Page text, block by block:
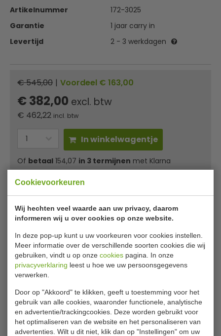
Cookievoorkeuren
Wij hechten veel waarde aan uw privacy, daarom
informeren wij u over cookies op onze website.
In deze pop-up kunt u uw voorkeuren voor cookies instellen.
Meer informatie over de verschillende soorten cookies die wij
gebruiken, vindt u op onze cookies pagina. In onze
privacyverklaring leest u hoe we uw persoonsgegevens
verwerken.
Door op "Akkoord" te klikken, geeft u toestemming voor het
gebruik van alle cookies, waaronder functionele, analytische
en advertentie/trackingcookies. Deze worden gebruikt voor
het optimaliseren van de website en het personaliseren van
advertenties. Wilt u dit niet, klik dan op "Instellingen" om uw
Artikelnummer
172-3025
Garantie
1 jaar carry in
Levertijd
2 - 3 werkdagen
€ 545,00 | Voordeel € 163,00
€ 382,00 excl. btw
€ 462,22 incl. btw
In winkelwagentje
Of betaal 154,07 in 3 termijnen met Klarna
Saro elektrisch bakplaat Fry Top 400
Materiaal is roestvrij staal en is hard verchroomd. Deze
Saro bakplaat heeft 1 kookzone en aan drie zijden
roestvrijstalen spatbescherming.
Uitlekbak uitneembaar
Met hoge opstaande spatrand uit roestvrij staal
Van roestvrij staal met gladde bakplaat
Made in Europe